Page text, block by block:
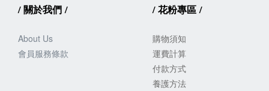
/關於我們 /
About Us
會員服務條款
/花粉專區 /
購物須知
運費計算
付款方式
養護方法